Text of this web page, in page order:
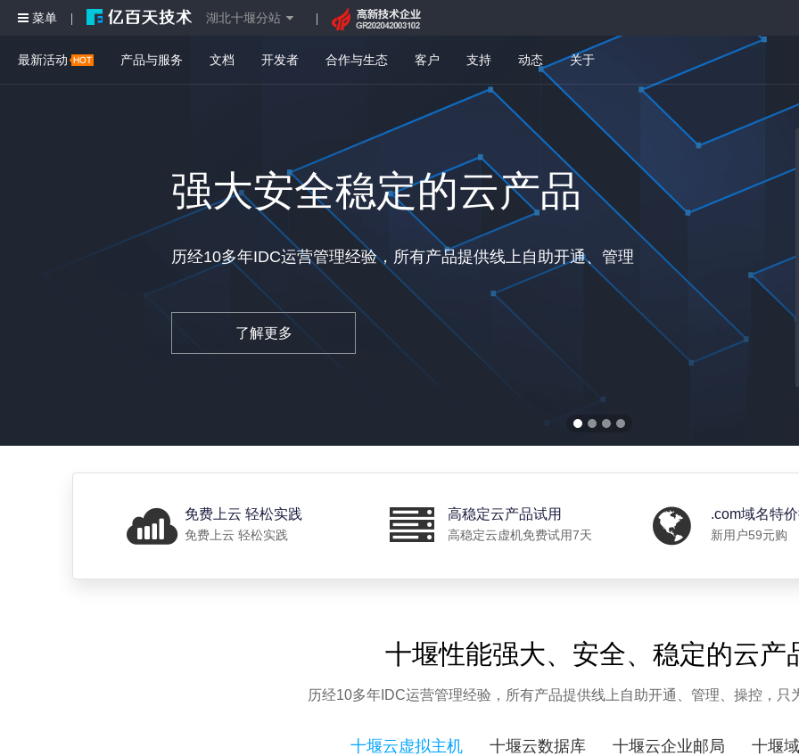
强大安全稳定的云产品
历经10多年IDC运营管理经验，所有产品提供线上自助开通、管理
了解更多
最新活动 产品与服务 文档 开发者 合作与生态 客户 支持 动态 关于
菜单 湖北十堰分站
免费上云 轻松实践
免费上云 轻松实践
高稳定云产品试用
高稳定云虚机免费试用7天
.com域名特
新用户59元购
十堰性能强大、安全、稳定的云产
历经10多年IDC运营管理经验，所有产品提供线上自助开通、管理、操控，只
十堰云虚拟主机 十堰云数据库 十堰云企业邮局 十堰